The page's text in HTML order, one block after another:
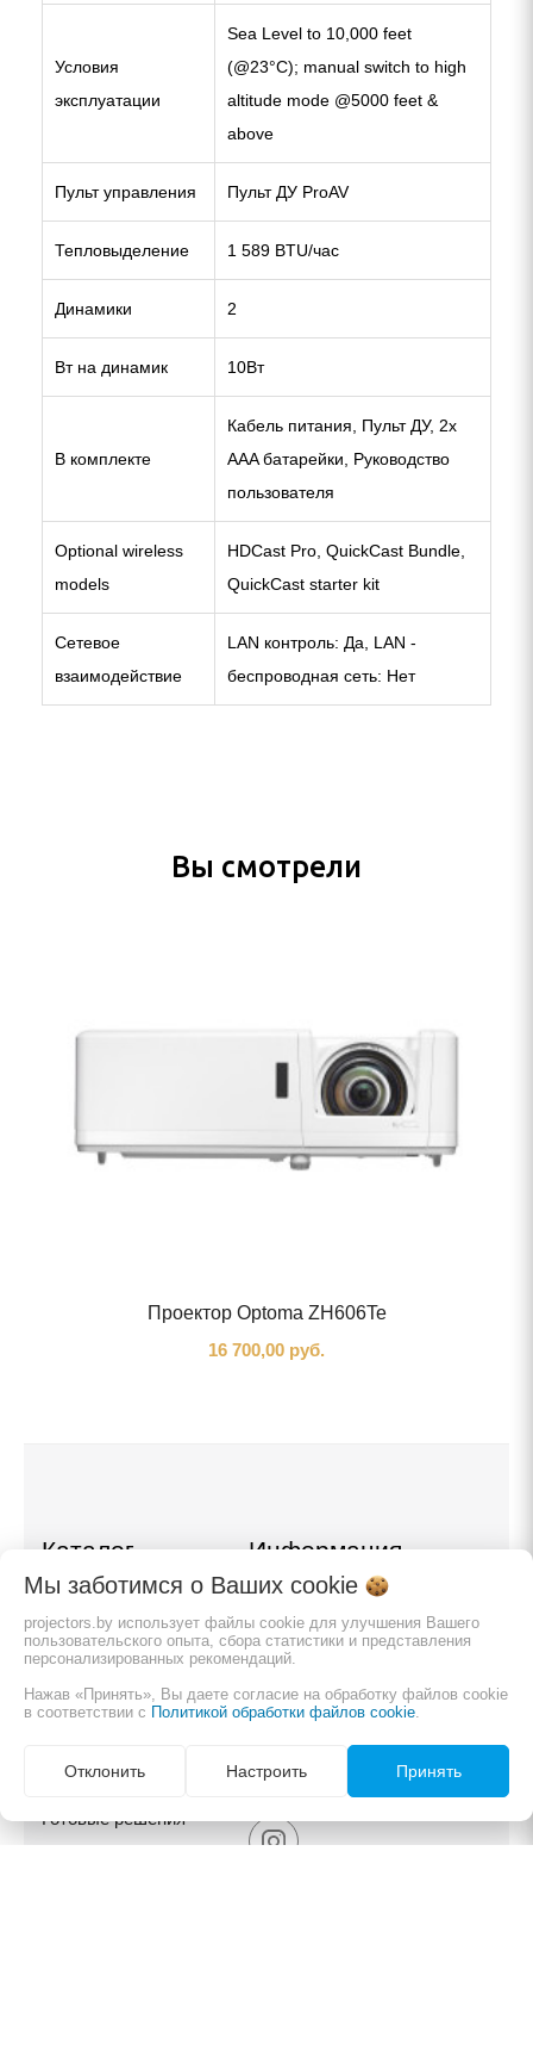
Условия
эксплуатации
Sea Level to 10,000 feet
(@23°C); manual switch to high
altitude mode @5000 feet &
above
Пульт управления Пульт ДУ ProAV
Тепловыделение 1 589 BTU/час
Динамики 2
Вт на динамик 10Вт
В комплекте
Кабель питания, Пульт ДУ, 2x
AAA батарейки, Руководство
пользователя
Optional wireless
models
HDCast Pro, QuickCast Bundle,
QuickCast starter kit
Сетевое
взаимодействие
LAN контроль: Да, LAN -
беспроводная сеть: Нет
Вы смотрели
Проектор Optoma ZH606Te
16 700,00 руб.
Каталог
Проекторы
Экраны для проектора
Кронштейны и
Мониторы и панели
Готовые решения
Информация
Заказать
О компании
Обзоры и помощь в
Карта сайта
Мы заботимся о Ваших cookie
projectors.by использует файлы cookie для улучшения Вашего
пользовательского опыта, сбора статистики и представления
персонализированных рекомендаций.
Нажав «Принять», Вы даете согласие на обработку файлов cookie
в соответствии с Политикой обработки файлов cookie.
Отклонить Настроить Принять